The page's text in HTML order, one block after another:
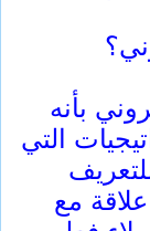
بأنه
التي
مع